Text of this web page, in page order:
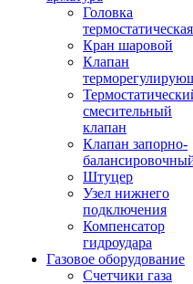
Головка
термостатическая
Кран шаровой
Клапан
смесительный
клапан
Клапан запорно-
Штуцер
Узел нижнего
подключения
Компенсатор
гидроудара
Газовое оборудование
Счетчики газа